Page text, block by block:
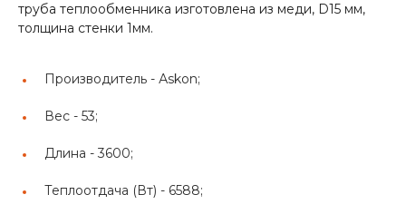
труба теплообменника изготовлена из меди, D15 мм,
толщина стенки 1мм.
Производитель - Аskon;
Вес - 53;
Длина - 3600;
Теплоотдача (Вт) - 6588;